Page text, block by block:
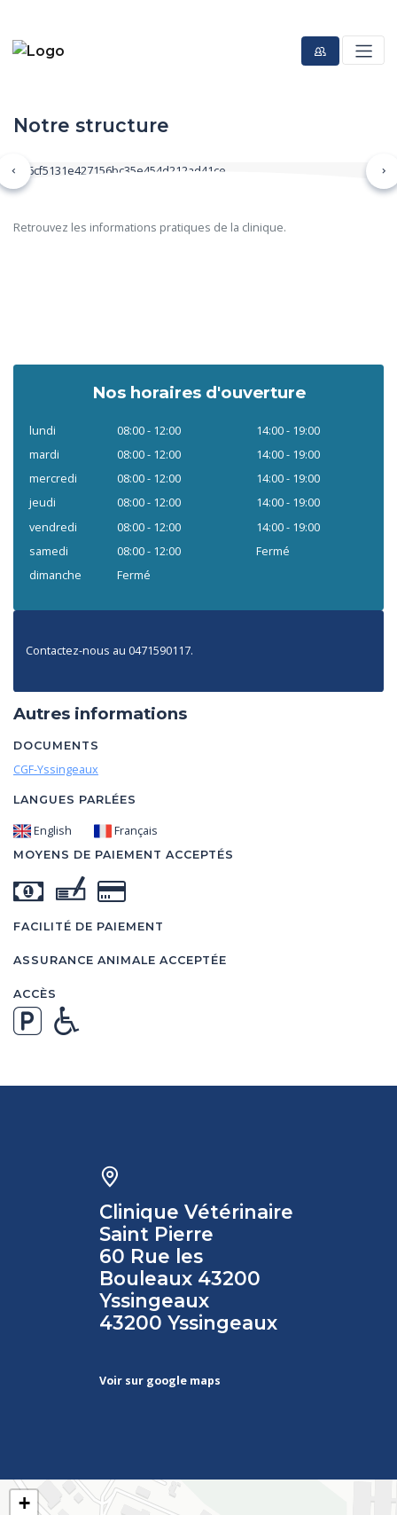
Notre structure
Précédent
Retrouvez les informations pratiques de la clinique.
Autres informations
DOCUMENTS
CGF-Yssingeaux
LANGUES PARLÉES
English Français
MOYENS DE PAIEMENT ACCEPTÉS
FACILITÉ DE PAIEMENT
ASSURANCE ANIMALE ACCEPTÉE
ACCÈS
Nos horaires d'ouverture
lundi 08:00 - 12:00
14:00 - 19:00
mardi
08:00 - 12:00
14:00 - 19:00
mercredi
08:00 - 12:00
14:00 - 19:00
jeudi
08:00 - 12:00
14:00 - 19:00
vendredi
08:00 - 12:00
14:00 - 19:00
samedi
08:00 - 12:00
Fermé
dimanche
Fermé
Contactez-nous au 0471590117.
Clinique Vétérinaire
Saint Pierre
60 Rue les
Bouleaux 43200
Yssingeaux
43200 Yssingeaux
Voir sur google maps
+